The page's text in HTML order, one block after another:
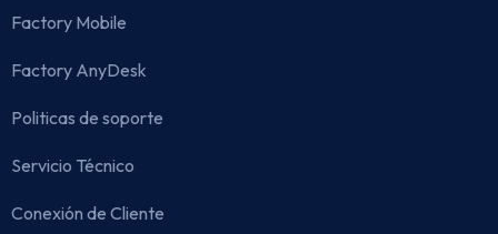
Factory Mobile
Factory AnyDesk
Politicas de soporte
Servicio Técnico
Conexión de Cliente